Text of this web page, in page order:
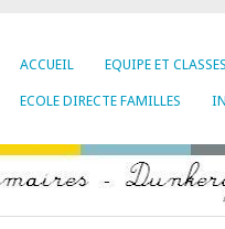
ACCUEIL EQUIPE ET CLASSES
ECOLE DIRECTE FAMILLES